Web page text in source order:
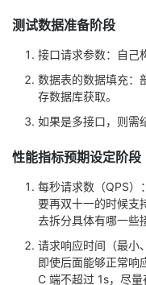
测试数据准备阶段
接口请求参数：自己
数据表的数据填充：
存数据库获取。
如果是多接口，则需
性能指标预期设定阶段
每秒请求数（QPS）
要再双十一的时候支
去拆分具体有哪一些
请求响应时间（最小
即使后面能够正常响
C 端不超过 1s，尽量